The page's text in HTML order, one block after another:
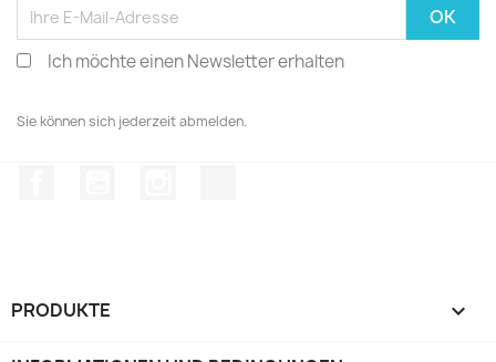
Ich möchte einen Newsletter erhalten
Sie können sich jederzeit abmelden.
PRODUKTE 